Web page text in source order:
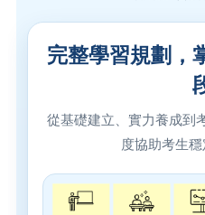
完整學習規劃，
從基礎建立、實力養成到
度協助考生穩